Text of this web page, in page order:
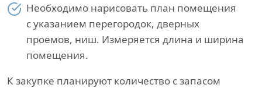
Необходимо нарисовать план помещения
с указанием перегородок, дверных
проемов, ниш. Измеряется длина и ширина
помещения.
К закупке планируют количество с запасом